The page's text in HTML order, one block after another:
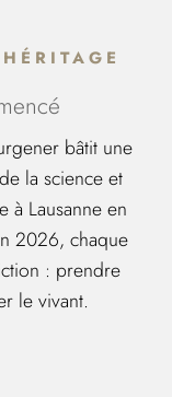
bâtit une
la science et
à Lausanne en
2026, chaque
: prendre
le vivant.